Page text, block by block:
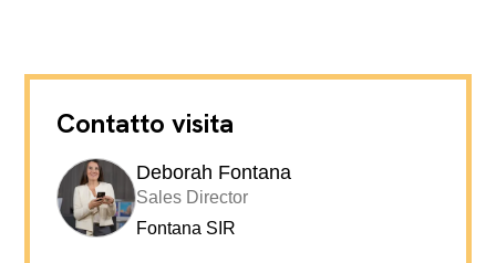
Contatto visita
Deborah Fontana
Sales Director
Fontana SIR